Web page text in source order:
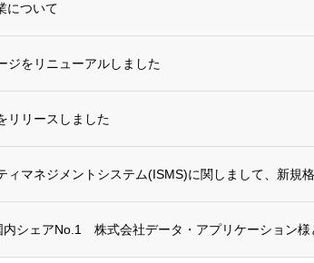
について
ジをリニューアルしました
リリースしました
ィマネジメントシステム(ISMS)に関しまして、新規
内シェアNo.1 株式会社データ・アプリケーション様